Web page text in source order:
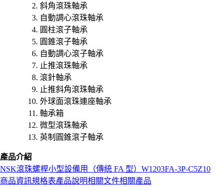
斜角滾珠軸承
自動調心滾珠軸承
圓柱滾子軸承
圓錐滾子軸承
自動調心滾子軸承
止推滾珠軸承
滾針軸承
止推斜角滾珠軸承
外球面滾珠連座軸承
軸承箱
微型滾珠軸承
英制圓錐滾子軸承
產品介紹
NSK滾珠螺桿小型設備用（傳統 FA 型） W1203FA-3P-C5Z10
商品資訊規格表產品說明相關文件相關產品